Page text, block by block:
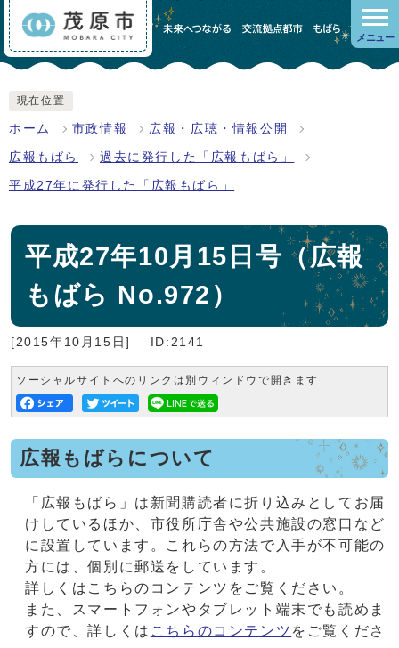
メニュー
現在位置
ホーム 市政情報 広報・広聴・情報公開
広報もばら 過去に発行した「広報もばら」
平成27年に発行した「広報もばら」
平成27年10月15日号（広報
もばら No.972）
[2015年10月15日] ID:2141
ソーシャルサイトへのリンクは別ウィンドウで開きます
広報もばらについて
「広報もばら」は新聞購読者に折り込みとしてお届
けしているほか、市役所庁舎や公共施設の窓口など
に設置しています。これらの方法で入手が不可能の
方には、個別に郵送をしています。
詳しくはこちらのコンテンツをご覧ください。
また、スマートフォンやタブレット端末でも読めま
すので、詳しくは こちらのコンテンツ をご覧くださ